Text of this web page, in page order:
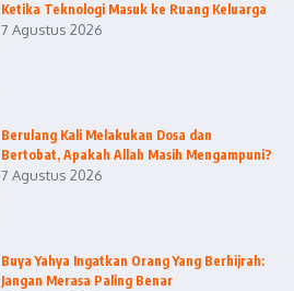
Ketika Teknologi Masuk ke Ruang Keluarga
7 Agustus 2026
Berulang Kali Melakukan Dosa dan
Bertobat, Apakah Allah Masih Mengampuni?
7 Agustus 2026
Buya Yahya Ingatkan Orang Yang Berhijrah:
Jangan Merasa Paling Benar